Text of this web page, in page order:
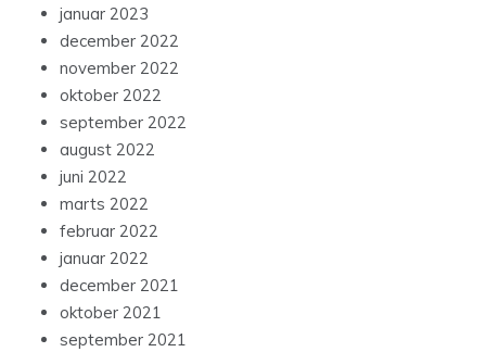
januar 2023
december 2022
november 2022
oktober 2022
september 2022
august 2022
juni 2022
marts 2022
februar 2022
januar 2022
december 2021
oktober 2021
september 2021